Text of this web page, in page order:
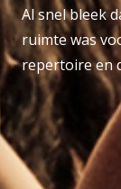
Al snel bleek
ruimte was
repertoire en